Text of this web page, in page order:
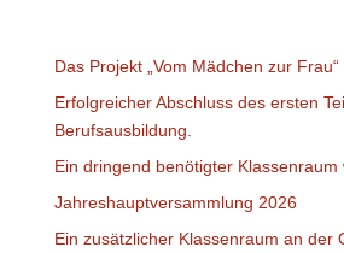
Das Projekt „Vom Mädchen zur Frau“
Erfolgreicher Abschluss des ersten
Berufsausbildung.
Ein dringend benötigter Klassenraum
Jahreshauptversammlung 2026
Ein zusätzlicher Klassenraum an der